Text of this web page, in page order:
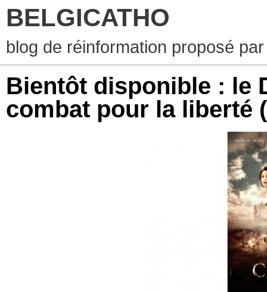
BELGICATHO
blog de réinformation proposé
Bientôt disponible : le
combat pour la liberté